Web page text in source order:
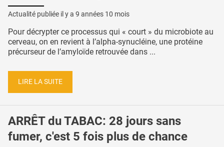
Actualité publiée il y a 9 années 10 mois
Pour décrypter ce processus qui « court » du microbiote au
cerveau, on en revient à l’alpha-synucléine, une protéine
précurseur de l’amyloïde retrouvée dans ...
LIRE LA SUITE
ARRÊT du TABAC: 28 jours sans
fumer, c'est 5 fois plus de chance